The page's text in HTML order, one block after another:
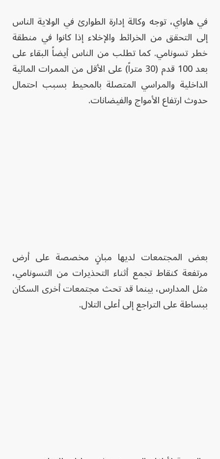
في هاواي، توجه وكالة إدارة الطوارئ في الولاية الناس
إلى التحقق من الخرائط والإخلاء إذا كانوا في منطقة
خطر تسونامي. كما تطلب من الناس أيضاً البقاء على
بعد 100 قدم (30 متراً) على الأقل من الممرات المائية
الداخلية والمراسي المتصلة بالمحيط بسبب احتمال
حدوث ارتفاع الأمواج والفيضانات.
بعض المجتمعات لديها مبانٍ مخصصة على أرض
مرتفعة كنقاط تجمع أثناء التحذيرات من التسونامي،
مثل المدارس، بينما قد تحث مجتمعات أخرى السكان
ببساطة على التراجع إلى أعلى التلال.